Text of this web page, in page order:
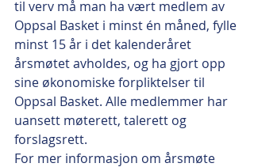
til verv må man ha vært medlem av
Oppsal Basket i minst én måned, fylle
minst 15 år i det kalenderåret
årsmøtet avholdes, og ha gjort opp
sine økonomiske forpliktelser til
Oppsal Basket. Alle medlemmer har
uansett møterett, talerett og
forslagsrett.
For mer informasjon om årsmøte